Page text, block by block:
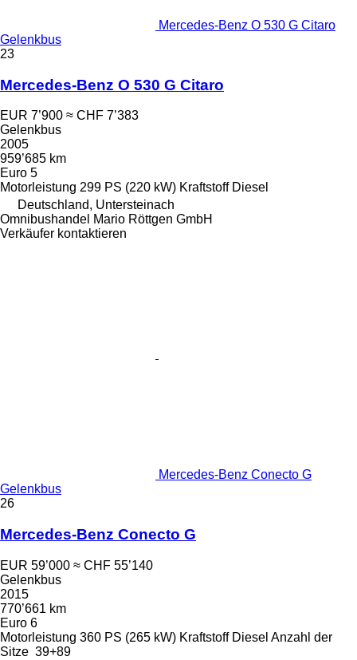
Mercedes-Benz O 530 G Citaro
Gelenkbus
23
Mercedes-Benz O 530 G Citaro
EUR 7’900 ≈ CHF 7’383
Gelenkbus
2005
959’685 km
Euro 5
Motorleistung 299 PS (220 kW) Kraftstoff Diesel
Deutschland, Untersteinach
Omnibushandel Mario Röttgen GmbH
Verkäufer kontaktieren
Mercedes-Benz Conecto G
Gelenkbus
26
Mercedes-Benz Conecto G
EUR 59’000 ≈ CHF 55’140
Gelenkbus
2015
770’661 km
Euro 6
Motorleistung 360 PS (265 kW) Kraftstoff Diesel Anzahl der
Sitze 39+89